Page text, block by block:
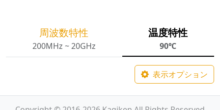
周波数特性
200MHz ~ 20GHz
温度特性
90℃
表示オプション